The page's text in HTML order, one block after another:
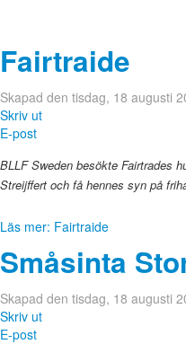
Fairtraide
Skapad den tisdag, 18 augusti
Skriv ut
E-post
BLLF Sweden besökte Fairtrades
Streijffert och få hennes syn på
Läs mer: Fairtraide
Småsinta
Skapad den tisdag, 18 augusti
Skriv ut
E-post